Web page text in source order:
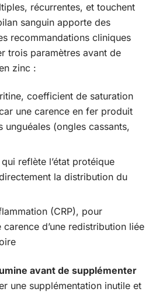
récurrentes, et touchent
sanguin apporte des
recommandations cliniques
trois paramètres avant de
zinc :
coefficient de saturation
une carence en fer produit
unguéales (ongles cassants,
qui reflète l’état protéique
la distribution du
(CRP), pour
d’une redistribution liée
avant de supplémenter
une supplémentation inutile et